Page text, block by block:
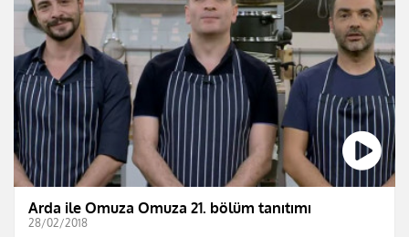
Arda ile Omuza Omuza 21. bölüm tanıtımı
28/02/2018